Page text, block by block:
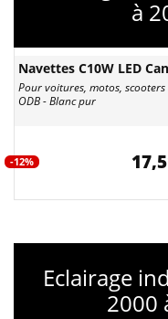
à
Navettes C10W LED
Pour voitures, motos,
ODB - Blanc pur
-12%
Eclairage
2000